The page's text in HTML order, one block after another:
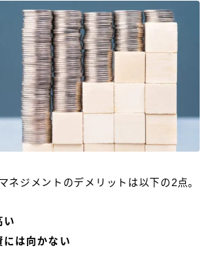
ネジメントのデメリットは以下の2点。
い
には向かない